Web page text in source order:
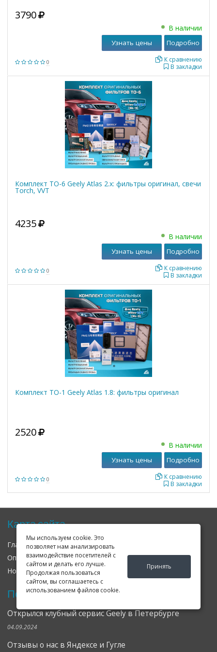
Мы используем cookie. Это
позволяет нам анализировать
взаимодействие посетителей с
сайтом и делать его лучше.
Продолжая пользоваться
сайтом, вы соглашаетесь с
использованием файлов cookie.
Принять
0
3790
В наличии
В закладки
К сравнению
Узнать цены Подробно
Комплект ТО-6 Geely Atlas 2.x: фильтры оригинал, свечи
Torch, VVT
0
4235
В наличии
В закладки
К сравнению
Узнать цены Подробно
Комплект ТО-1 Geely Atlas 1.8: фильтры оригинал
0
2520
В наличии
В закладки
К сравнению
Узнать цены Подробно
Карта сайта
Главная О нас
Оплата
Доставка
Гарантия
Новости
Оферта Соглашение
Последние новости
Открылся клубный сервис Geely в Петербурге
04.09.2024
Отзывы о нас в Яндексе и Гугле